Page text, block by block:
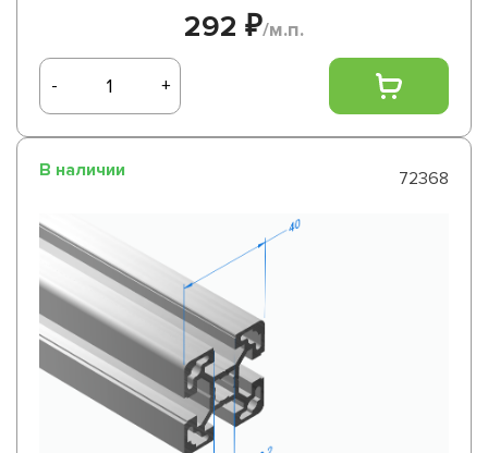
292 ₽/м.п.
- +
В наличии 72368